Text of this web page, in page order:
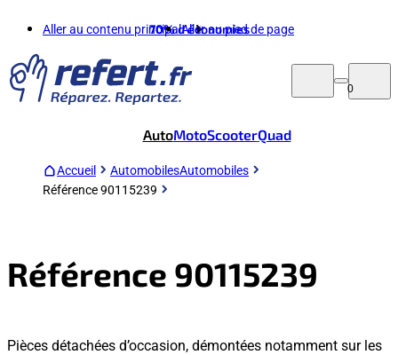
Aller au contenu principalAller au pied de page
70%d'économies
0
AutoMotoScooterQuad
Accueil AutomobilesAutomobiles
Référence 90115239
Référence 90115239
Pièces détachées d’occasion, démontées notamment sur les